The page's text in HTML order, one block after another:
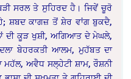
ਸਰਲ ਤੇ ਸੁਹਿਰਦ ਹੈ। ਜਿਵੇਂ ਚੂਰੋ
ਸ਼ਬਦ ਕਾਗਜ਼ ਤੋਂ ਸ਼ੇਰ ਵਾਂਗ ਬੁਕਦੈ,
ਦੀ ਕੂੜ ਖੁਸ਼ੀ, ਅਗਿਆਤ ਦੇ ਮੇਘਲੇ,
ਬੇਹਰਕਤੀ ਆਲਮ, ਮੁਹੱਬਤ ਦਾ
ਅਵੈਧ ਸਲ੍ਹੇਟੀ ਸ਼ਾਮ, ਰੌਸ਼ਨੀ